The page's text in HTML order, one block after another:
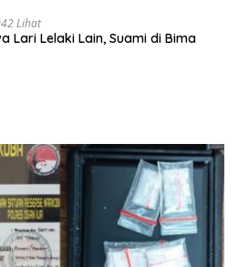
Lihat
Lari Lelaki Lain, Suami di Bima